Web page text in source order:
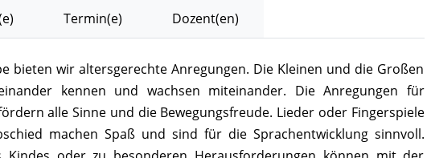
Termin(e) Dozent(en)
bieten wir altersgerechte Anregungen. Die Kleinen und die Großen
kennen und wachsen miteinander. Die Anregungen für
alle Sinne und die Bewegungsfreude. Lieder oder Fingerspiele
machen Spaß und sind für die Sprachentwicklung sinnvoll.